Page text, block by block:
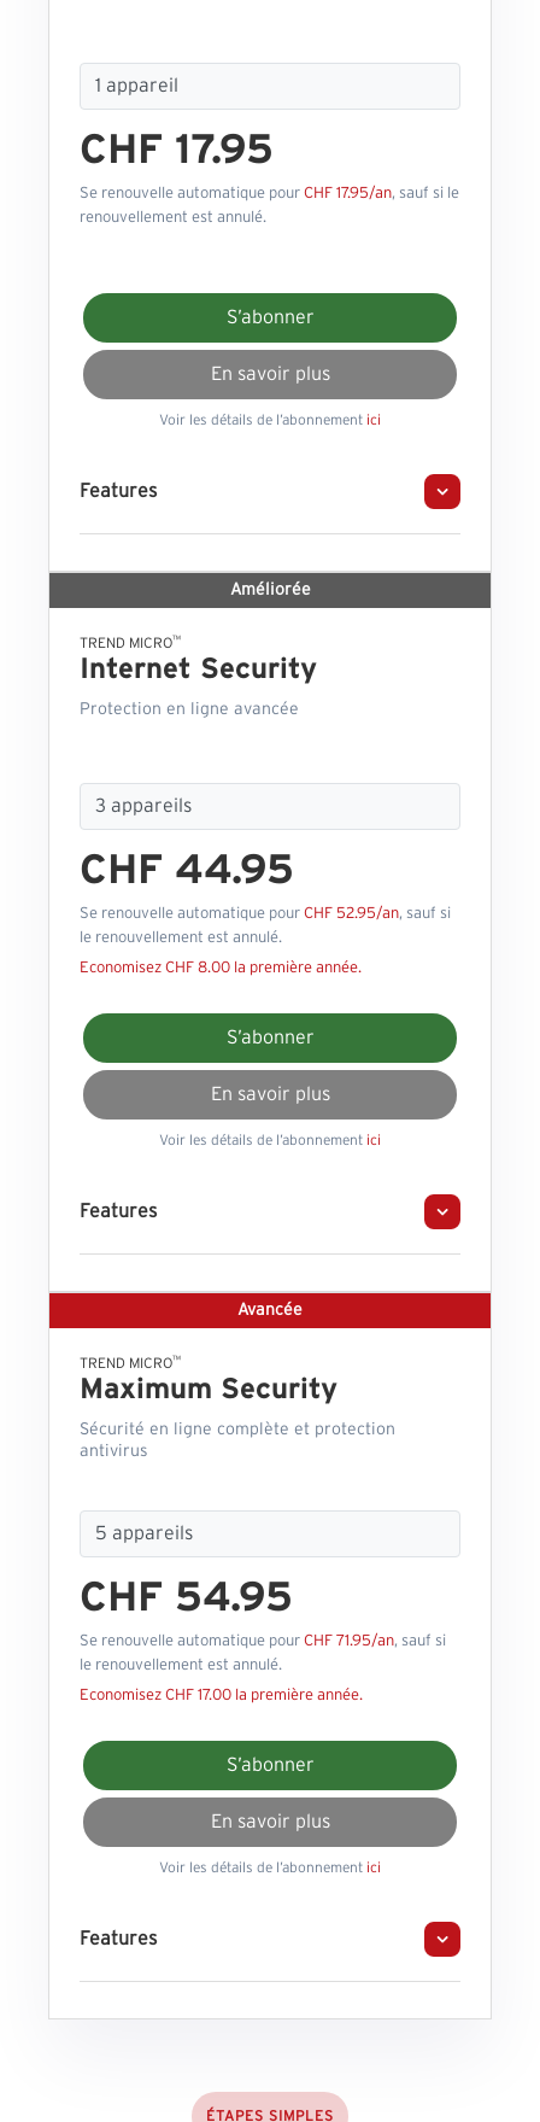
CHF 17.95
Se renouvelle automatique pour CHF 17.95/an, sauf si le
renouvellement est annulé.
S’abonner
En savoir plus
Voir les détails de l’abonnement ici
Features
Améliorée
TREND MICRO™
Internet Security
Protection en ligne avancée
CHF 44.95
Se renouvelle automatique pour CHF 52.95/an, sauf si
le renouvellement est annulé.
Economisez CHF 8.00 la première année.
S’abonner
En savoir plus
Voir les détails de l’abonnement ici
Features
Avancée
TREND MICRO™
Maximum Security
Sécurité en ligne complète et protection
antivirus
CHF 54.95
Se renouvelle automatique pour CHF 71.95/an, sauf si
le renouvellement est annulé.
Economisez CHF 17.00 la première année.
S’abonner
En savoir plus
Voir les détails de l’abonnement ici
Features
ÉTAPES SIMPLES